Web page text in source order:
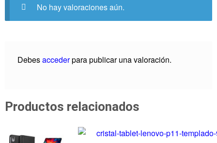
No hay valoraciones aún.
Debesaccederpara publicar una valoración.
Productos relacionados